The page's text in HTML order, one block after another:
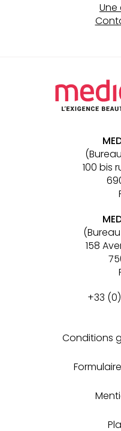
Une
100 bis
158
+33
secondaire
Conditions